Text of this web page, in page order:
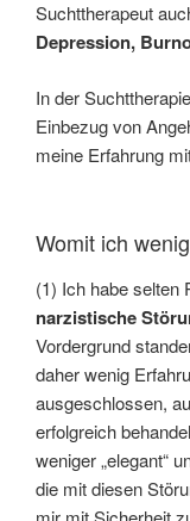
Suchttherapeut
Depression,
In der
Einbezug von
meine Erfahrung
Womit ich
(1) Ich habe selten
narzistische
Vordergrund
daher wenig
ausgeschlossen,
erfolgreich
weniger „elegant“
die mit diesen